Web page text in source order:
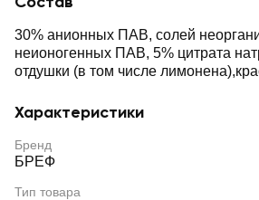
30% анионных ПАВ, солей
неионогенных ПАВ, 5% цитрата
отдушки (в том числе
Характеристики
Бренд
БРЕФ
Тип товара